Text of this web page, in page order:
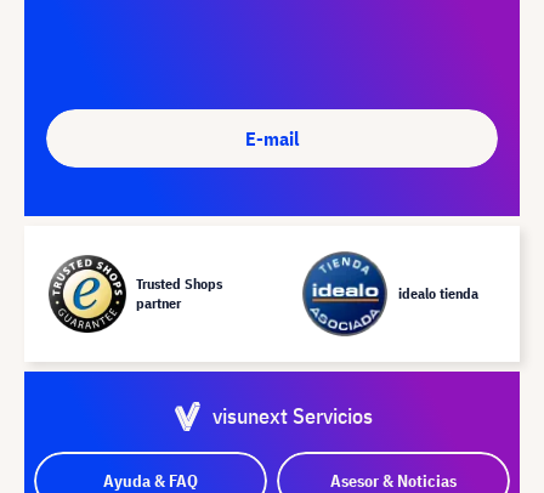
E-mail
Trusted Shops
partner
idealo tienda
visunext Servicios
Ayuda & FAQ Asesor & Noticias